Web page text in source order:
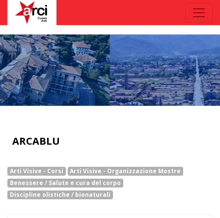
ARCABLU
Arti Visive - Corsi
Arti Visive - Organizzazione Mostre
Benessere / Salute e cura del corpo
Discipline olistiche / bionaturali